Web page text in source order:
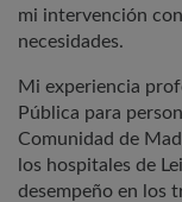
mi intervención
necesidades.
Mi experiencia
Pública para
Comunidad de
los hospitales de
desempeño en los